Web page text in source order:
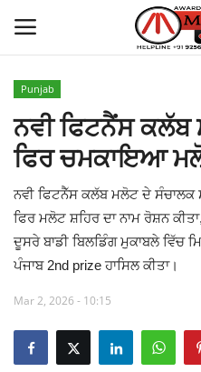
Home
About Us
How to Reach Malout
Privacy Policy
Malout News
Punjab
ਨਵੀ ਫਿਟਨੈਂਸ
ਫਿਰ ਚਮਕਾਇਆ
ਨਵੀ ਫਿਟਨੈੱਸ ਕਲੱਬ ਮਲੋਟ ਦੇ ਸੰਚਾਲਕ
ਫਿਰ ਮਲੋਟ ਸ਼ਹਿਰ ਦਾ ਨਾਮ ਰੋਸ਼ਨ
ਦੂਸਰੇ ਬਾਡੀ ਬਿਲਡਿੰਗ ਮੁਕਾਬਲੇ ਵਿੱਚ
ਪੰਜਾਬ 2nd prize ਹਾਸਿਲ ਕੀਤਾ।
Mar 2, 2026 - 10:15